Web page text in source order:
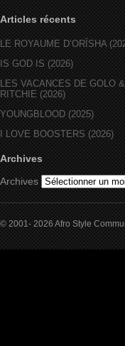
Articles récents
LE ROYAUME D’ORÏSHA
IS GOD IS (2026)
LES VACANCES DE GOLO &
RITCHIE (2026)
YOUNGBLOOD (2025)
I LOVE BOOSTERS (2026)
Archives
Archives
© 2001- 2026 Afro Style